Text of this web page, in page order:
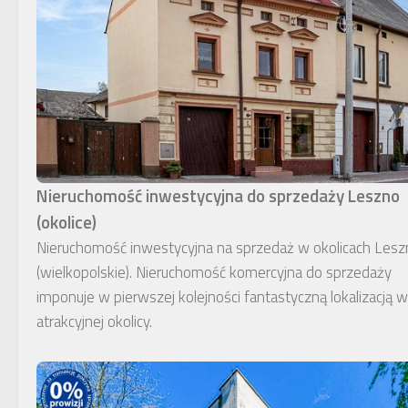
Nieruchomość inwestycyjna do sprzedaży Leszno
(okolice)
Nieruchomość inwestycyjna na sprzedaż w okolicach
(wielkopolskie). Nieruchomość komercyjna do sprzedaży
imponuje w pierwszej kolejności fantastyczną lokalizacją w
atrakcyjnej okolicy.